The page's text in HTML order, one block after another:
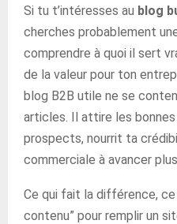
Si tu t’intéresses au blog
cherches probablement
comprendre à quoi il sert
de la valeur pour ton
blog B2B utile ne se
articles. Il attire les bonnes
prospects, nourrit ta
commerciale à avancer
Ce qui fait la différence, ce
contenu” pour remplir un